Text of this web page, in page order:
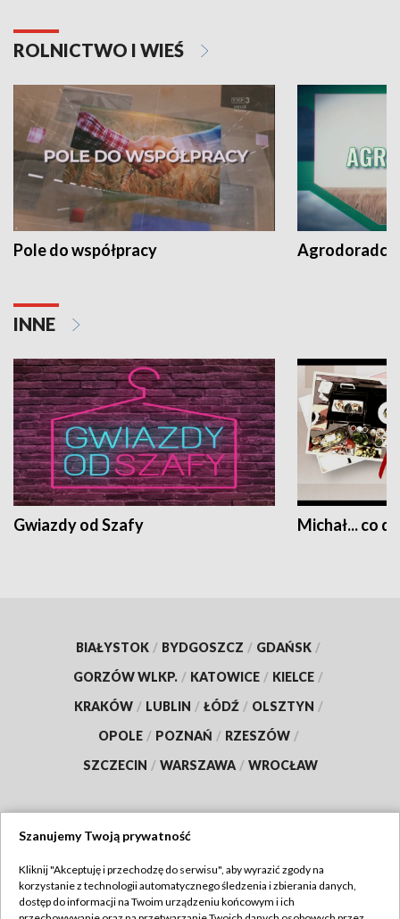
ROLNICTWO I WIEŚ
Pole do współpracy Agrodoradcy
INNE
Gwiazdy od Szafy Michał... co
BIAŁYSTOK / BYDGOSZCZ / GDAŃSK /
GORZÓW WLKP. / KATOWICE / KIELCE /
KRAKÓW / LUBLIN / ŁÓDŹ / OLSZTYN /
OPOLE / POZNAŃ / RZESZÓW /
SZCZECIN / WARSZAWA / WROCŁAW
TVP
Szanujemy Twoją prywatność
Kliknij "Akceptuję i przechodzę do serwisu", aby wyrazić zgody na
korzystanie z technologii automatycznego śledzenia i zbierania danych,
dostęp do informacji na Twoim urządzeniu końcowym i ich